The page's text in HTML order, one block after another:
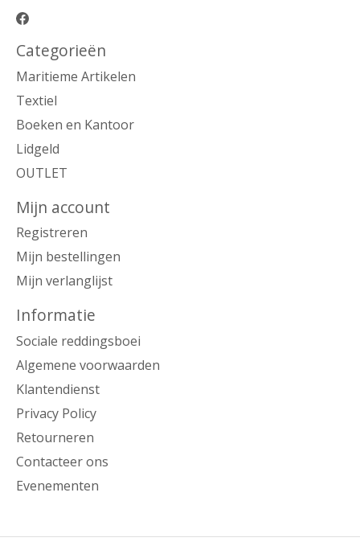
Categorieën
Maritieme Artikelen
Textiel
Boeken en Kantoor
Lidgeld
OUTLET
Mijn account
Registreren
Mijn bestellingen
Mijn verlanglijst
Informatie
Sociale reddingsboei
Algemene voorwaarden
Klantendienst
Privacy Policy
Retourneren
Contacteer ons
Evenementen